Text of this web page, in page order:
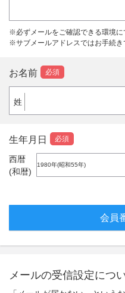
※必ずメールをご確認できる環境に
※サブメールアドレスではお手続き
お名前 必須
姓
生年月日 必須
西暦
(和暦)
メールの受信設定につ